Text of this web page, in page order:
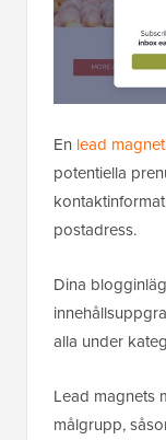
En lead magnet
potentiella
postadress.
Dina
alla under
Lead magnets
målgrupp,